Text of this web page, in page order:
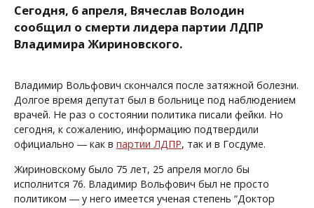
Сегодня, 6 апреля, Вячеслав Володин
сообщил о смерти лидера партии ЛДПР
Владимира Жириновского.
Владимир Вольфович скончался после затяжной болезни.
Долгое время депутат был в больнице под наблюдением
врачей. Не раз о состоянии политика писали фейки. Но
сегодня, к сожалению, информацию подтвердили
официально ― как в партии ЛДПР, так и в Госдуме.
Жириновскому было 75 лет, 25 апреля могло бы
исполнится 76. Владимир Вольфович был не просто
политиком ― у него имеется ученая степень “Доктор